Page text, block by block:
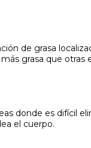
de grasa
grasa que otras
donde es difícil
el cuerpo.